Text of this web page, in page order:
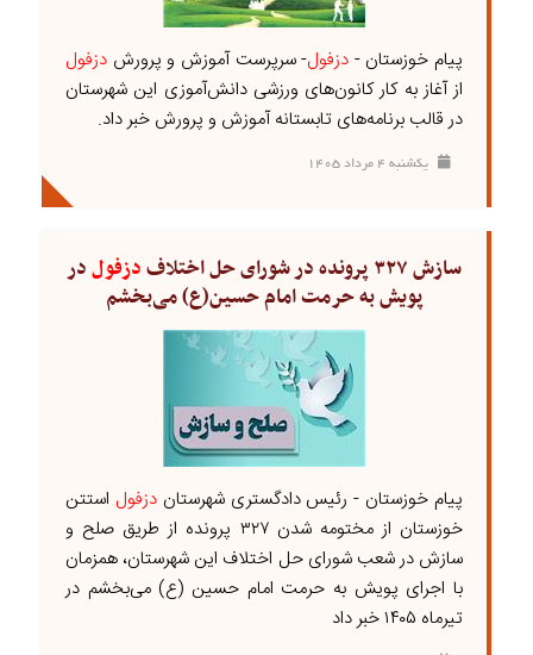
پیام خوزستان - دزفول- سرپرست آموزش و پرورش دزفول
از آغاز به کار کانون‌های ورزشی دانش‌آموزی این شهرستان
در قالب برنامه‌های تابستانه آموزش و پرورش خبر داد.
يکشنبه ۴ مرداد ۱۴۰۵
سازش ۳۲۷ پرونده در شورای حل اختلاف دزفولدر
پویش به حرمت امام حسین(ع) می‌بخشم
پیام خوزستان - رئیس دادگستری شهرستاندزفول استتن
خوزستان از مختومه شدن ۳۲۷ پرونده از طریق صلح و
سازش در شعب شورای حل اختلاف این شهرستان، همزمان
با اجرای پویش به حرمت امام حسین (ع) می‌بخشم در
تیرماه ۱۴۰۵ خبر داد